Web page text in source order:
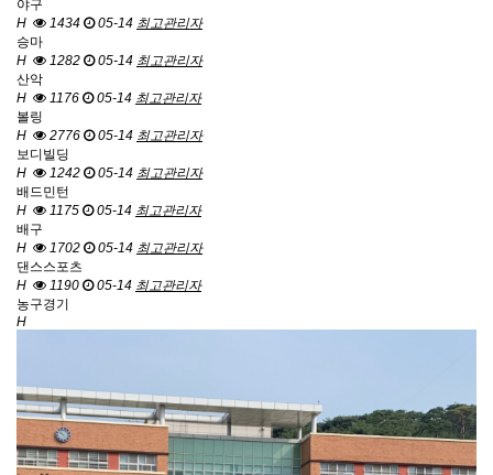
야구
H
1434 05-14 최고관리자
승마
H
1282 05-14 최고관리자
산악
H
1176 05-14 최고관리자
볼링
H
2776 05-14 최고관리자
보디빌딩
H
1242 05-14 최고관리자
배드민턴
H
1175 05-14 최고관리자
배구
H
1702 05-14 최고관리자
댄스스포츠
H
1190 05-14 최고관리자
농구경기
H